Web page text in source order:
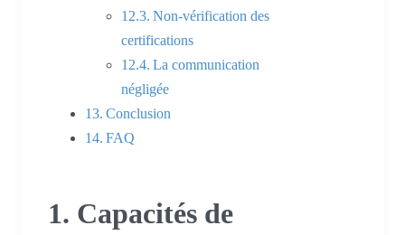
Non-vérification des
certifications
La communication
négligée
Conclusion
FAQ
1. Capacités de